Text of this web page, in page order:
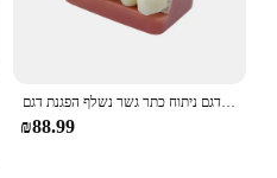
שיניים 4 פעמים שתל שיניים דגם ניתוח כתר גשר נשלף הפגנת דגם Dentisty מחקר אימון הוראת דגם
₪88.99